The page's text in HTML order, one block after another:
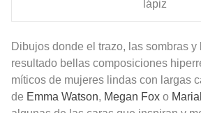
lápiz
Dibujos donde el trazo, las sombras
resultado bellas composiciones
míticos de mujeres lindas con largas
de Emma Watson, Megan Fox o